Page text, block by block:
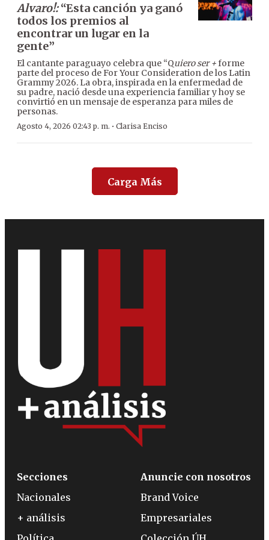
Alvaro!:“Esta canción ya ganó
todos los premios al
encontrar un lugar en la
gente”
El cantante paraguayo celebra que “Quiero ser +forme
parte del proceso de For Your Consideration de los Latin
Grammy 2026. La obra, inspirada en la enfermedad de
su padre, nació desde una experiencia familiar y hoy se
convirtió en un mensaje de esperanza para miles de
personas.
Agosto 4, 2026 02:43 p. m. · Clarisa Enciso
Carga Más
Secciones
Nacionales
+ análisis
Anuncie con nosotros
Brand Voice
Empresariales